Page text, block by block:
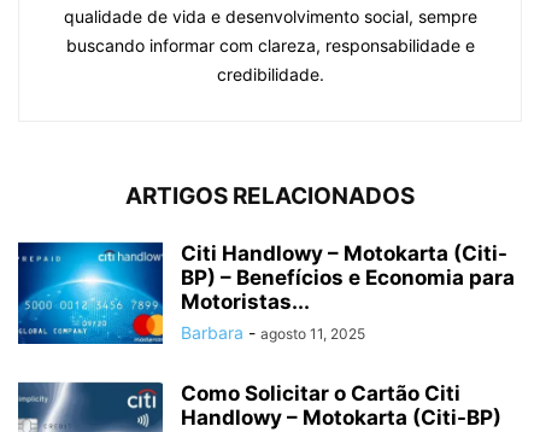
qualidade de vida e desenvolvimento social, sempre
buscando informar com clareza, responsabilidade e
credibilidade.
ARTIGOS RELACIONADOS
Citi Handlowy – Motokarta (Citi-
BP) – Benefícios e Economia para
Motoristas...
Barbara - agosto 11, 2025
Como Solicitar o Cartão Citi
Handlowy – Motokarta (Citi-BP)